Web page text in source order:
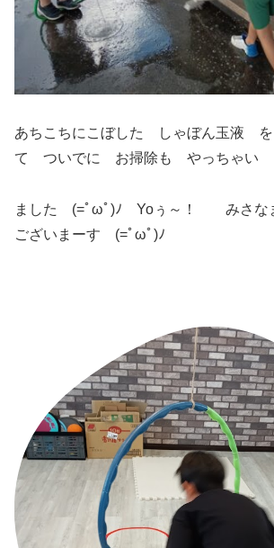
あちこちにこぼした しゃぼん玉液
て ついでに お掃除も やっちゃい
ました (=ﾟωﾟ)ﾉ Yoぅ～！ みさな
ございまーす (=ﾟωﾟ)ﾉ